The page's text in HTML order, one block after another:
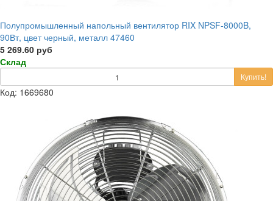
Полупромышленный напольный вентилятор RIX NPSF-8000B,
90Вт, цвет черный, металл 47460
5 269.60 руб
Склад
Купить!
Код: 1669680